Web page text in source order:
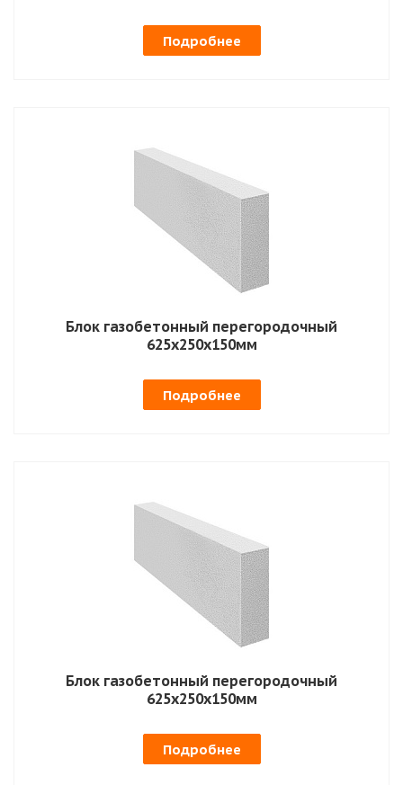
Подробнее
Блок газобетонный перегородочный
625х250х150мм
Подробнее
Блок газобетонный перегородочный
625х250х150мм
Подробнее